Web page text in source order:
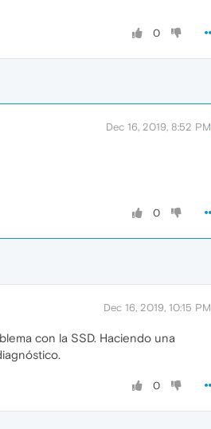
0
Dec 16, 2019, 8:52 PM
0
Dec 16, 2019, 10:15 PM
con la SSD. Haciendo una
0